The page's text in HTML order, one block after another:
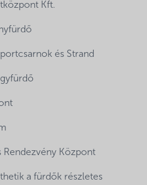
Kft.
és Strand
Rendezvény Központ
a fürdők részletes